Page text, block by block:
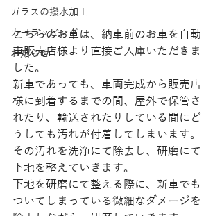
ガラスの撥水加工
カーラッピング
お知らせ
こちらのお車は、納車前のお車を自動
車販売店様より直接ご入庫いただきま
した。
新車であっても、車両完成から販売店
様に到着するまでの間、屋外で保管さ
れたり、輸送されたりしている間にど
うしても汚れが付着してしまいます。
その汚れを洗浄にて除去し、研磨にて
下地を整えていきます。
下地を研磨にて整える際に、新車でも
ついてしまっている微細なダメージを